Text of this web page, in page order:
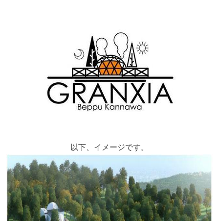
以下、イメージです。